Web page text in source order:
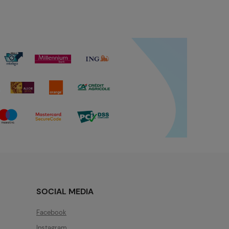
SOCIAL MEDIA
Facebook